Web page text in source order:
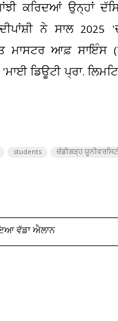
ਕਰਿਦਆਂ ਉਨ੍ਹਾਂ
ਨੇ ਸਾਲ
ਮਾਸਟਰ ਆਫ਼ ਸਾਇੰਸ
ਡਿਊਟੀ ਪ੍ਰਾ.
students ਚੰਡੀਗੜ੍ਹ
ਵੱਡਾ ਐਲਾਨ